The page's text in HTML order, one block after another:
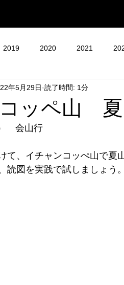
2019 2020 2021
ッペ山 夏
年5月29日 読了時間: 1分
　会山行
て、イチャンコッぺ山で夏
読図を実践で試しましょう。